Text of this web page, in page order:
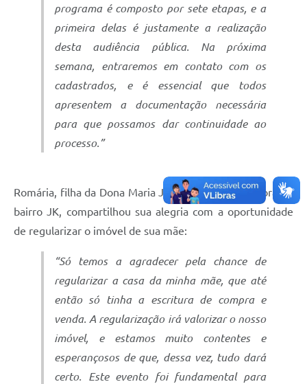
programa é composto por sete etapas, e a
primeira delas é justamente a realização
desta audiência pública. Na próxima
semana, entraremos em contato com os
cadastrados, e é essencial que todos
apresentem a documentação necessária
para que possamos dar continuidade ao
processo.”
Romária, filha da Dona Maria José de Melo, moradora do
bairro JK, compartilhou sua alegria com a oportunidade
de regularizar o imóvel de sua mãe:
“Só temos a agradecer pela chance de
regularizar a casa da minha mãe, que até
então só tinha a escritura de compra e
venda. A regularização irá valorizar o nosso
imóvel, e estamos muito contentes e
esperançosos de que, dessa vez, tudo dará
certo. Este evento foi fundamental para